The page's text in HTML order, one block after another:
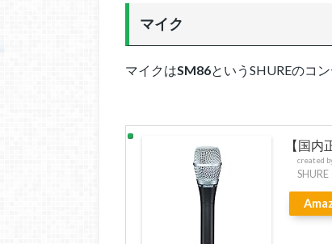
マイク
マイクはSM86というSHUREのコ
【国
created
SHURE